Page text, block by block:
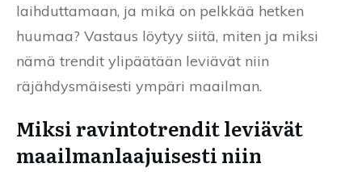
laihduttamaan, ja mikä on pelkkää hetken
huumaa? Vastaus löytyy siitä, miten ja miksi
nämä trendit ylipäätään leviävät niin
räjähdysmäisesti ympäri maailman.
Miksi ravintotrendit leviävät
maailmanlaajuisesti niin